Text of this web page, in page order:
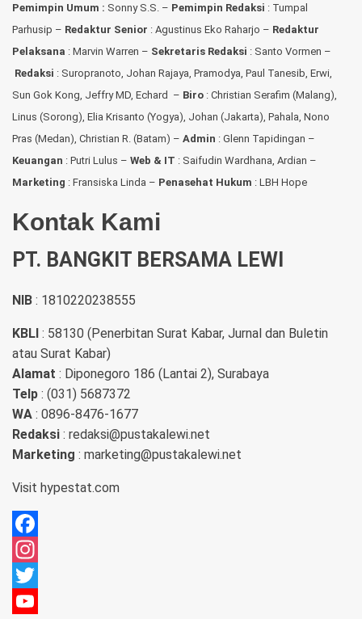
Pemimpin Umum : Sonny S.S. – Pemimpin Redaksi : Tumpal
Parhusip – Redaktur Senior : Agustinus Eko Raharjo – Redaktur
Pelaksana : Marvin Warren – Sekretaris Redaksi : Santo Vormen –
Redaksi : Suropranoto, Johan Rajaya, Pramodya, Paul Tanesib, Erwi,
Sun Gok Kong, Jeffry MD, Echard – Biro : Christian Serafim (Malang),
Linus (Sorong), Elia Krisanto (Yogya), Johan (Jakarta), Pahala, Nono
Pras (Medan), Christian R. (Batam) – Admin : Glenn Tapidingan –
Keuangan : Putri Lulus – Web & IT : Saifudin Wardhana, Ardian –
Marketing : Fransiska Linda – Penasehat Hukum : LBH Hope
Kontak Kami
PT. BANGKIT BERSAMA LEWI
NIB : 1810220238555
KBLI : 58130 (Penerbitan Surat Kabar, Jurnal dan Buletin
atau Surat Kabar)
Alamat : Diponegoro 186 (Lantai 2), Surabaya
Telp : (031) 5687372
WA : 0896-8476-1677
Redaksi : redaksi@pustakalewi.net
Marketing : marketing@pustakalewi.net
Visit hypestat.com
Facebook
Instagram
Twitter